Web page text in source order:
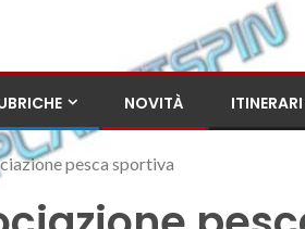
NOVITÀ ITINERARI
pesca sportiva